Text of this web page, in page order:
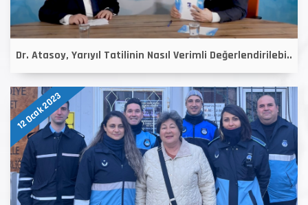
Dr. Atasoy, Yarıyıl Tatilinin Nasıl Verimli Değerlendirilebi..
12 Ocak 2023